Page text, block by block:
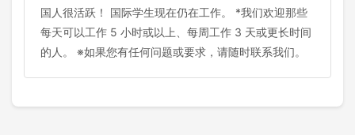
国人很活跃！ 国际学生现在仍在工作。 *我们欢迎那些
每天可以工作 5 小时或以上、每周工作 3 天或更长时间
的人。 ※如果您有任何问题或要求，请随时联系我们。